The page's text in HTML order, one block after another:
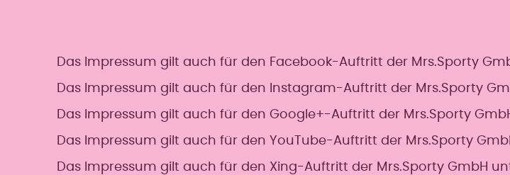
Das Impressum gilt auch für den Facebook-Auftritt der Mrs.Sporty
Das Impressum gilt auch für den Instagram-Auftritt der Mrs.Sporty
Das Impressum gilt auch für den Google+-Auftritt der Mrs.Sporty
Das Impressum gilt auch für den YouTube-Auftritt der Mrs.Sporty
Das Impressum gilt auch für den Xing-Auftritt der Mrs.Sporty GmbH